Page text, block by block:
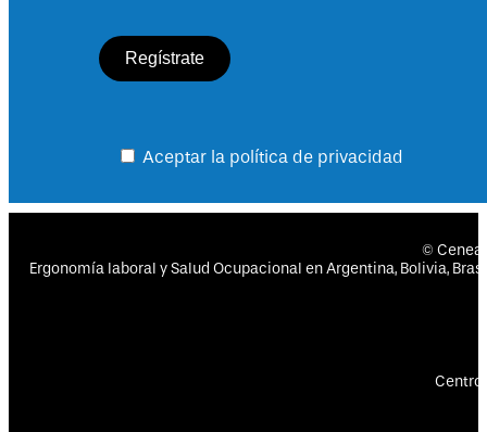
Aceptar la política de privacidad
©
Ergonomía laboral y Salud Ocupacional en Argentina, Bolivia,
Centro